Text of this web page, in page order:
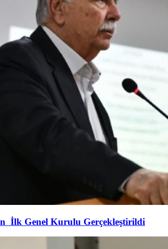
İlk Genel Kurulu Gerçekleştirildi